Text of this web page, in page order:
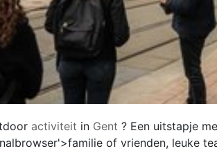
activiteit in Gent ? Een uitstapje
of vrienden, leuke